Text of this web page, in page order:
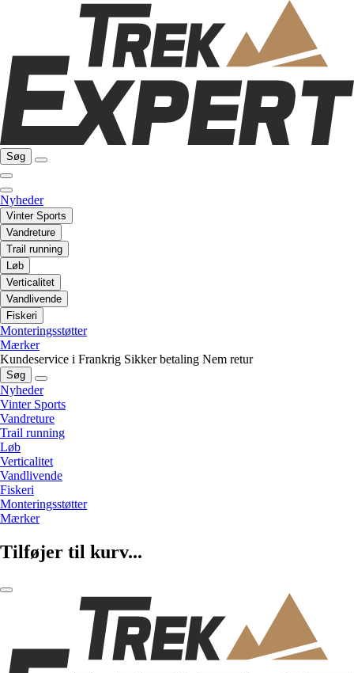
Søg
Nyheder
Vinter Sports
Vandreture
Trail running
Løb
Verticalitet
Vandlivende
Fiskeri
Monteringsstøtter
Mærker
Kundeservice i Frankrig Sikker betaling Nem retur
Søg
Nyheder
Vinter Sports
Vandreture
Trail running
Løb
Verticalitet
Vandlivende
Fiskeri
Monteringsstøtter
Mærker
Tilføjer til kurv...